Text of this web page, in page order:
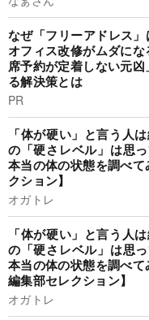
なぜ「フリーアドレス
オフィス改修がムダに
席予約が定着しない元
る解決策とは
PR
「体が硬い」と言う人
の「硬さレベル」は思
本当の体の状態を調べ
クション】
オガトレ
「体が硬い」と言う人
の「硬さレベル」は思
本当の体の状態を調べ
編集部セレクション】
オガトレ